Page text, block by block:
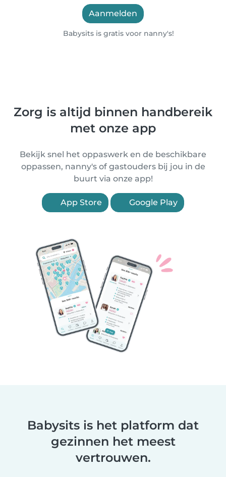
Aanmelden
Babysits is gratis voor nanny's!
Zorg is altijd binnen handbereik
met onze app
Bekijk snel het oppaswerk en de beschikbare
oppassen, nanny's of gastouders bij jou in de
buurt via onze app!
App Store Google Play
Babysits is het platform dat
gezinnen het meest
vertrouwen.